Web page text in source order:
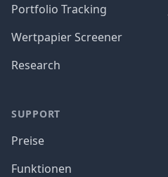
Portfolio Tracking
Wertpapier Screener
Research
SUPPORT
Preise
Funktionen